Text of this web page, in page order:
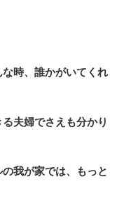
時、誰かがいてくれ
夫婦でさえも分かり
我が家では、もっと